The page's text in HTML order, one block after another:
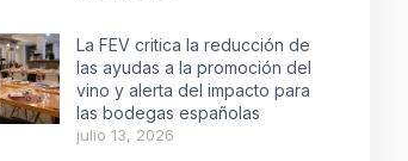
La FEV critica la reducción de
las ayudas a la promoción del
vino y alerta del impacto para
las bodegas españolas
julio 13, 2026